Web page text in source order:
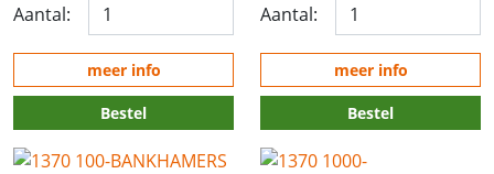
Aantal:
meer info
Bestel
Aantal:
meer info
Bestel